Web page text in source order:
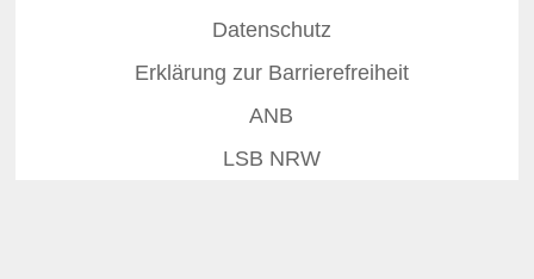
Datenschutz
Erklärung zur Barrierefreiheit
ANB
LSB NRW